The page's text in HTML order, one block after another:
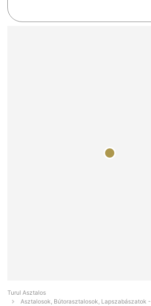
Turul Asztalos
Asztalosok, Bútorasztalosok, Lapszabászatok